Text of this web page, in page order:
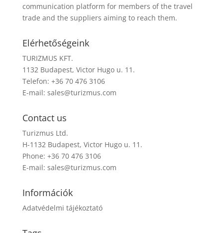
communication platform for members of the travel
trade and the suppliers aiming to reach them.
Elérhetőségeink
TURIZMUS KFT.
1132 Budapest, Victor Hugo u. 11.
Telefon: +36 70 476 3106
E-mail: sales@turizmus.com
Contact us
Turizmus Ltd.
H-1132 Budapest, Victor Hugo u. 11.
Phone: +36 70 476 3106
E-mail: sales@turizmus.com
Információk
Adatvédelmi tájékoztató